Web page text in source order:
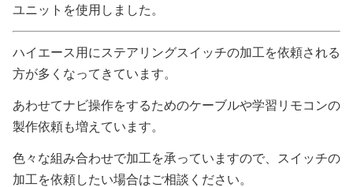
ユニットを使用しました。
ハイエース用にステアリングスイッチの加工を依頼される
方が多くなってきています。
あわせてナビ操作をするためのケーブルや学習リモコンの
製作依頼も増えています。
色々な組み合わせで加工を承っていますので、スイッチの
加工を依頼したい場合はご相談ください。